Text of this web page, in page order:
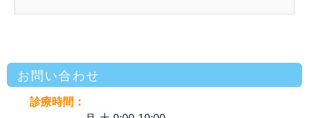
お問い合わせ
診療時間：